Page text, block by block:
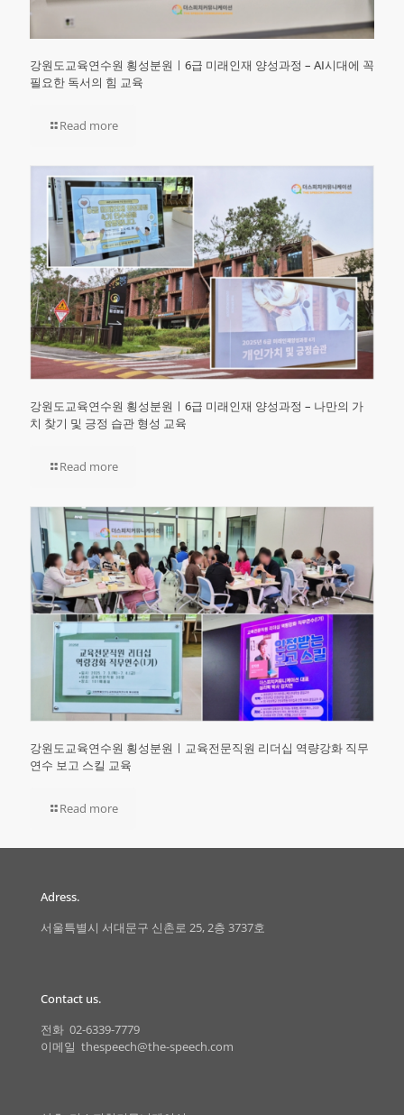
강원도교육연수원 횡성분원ㅣ6급 미래인재 양성과정 – AI시대에 꼭
필요한 독서의 힘 교육
Read more
강원도교육연수원 횡성분원ㅣ6급 미래인재 양성과정 – 나만의 가
치 찾기 및 긍정 습관 형성 교육
Read more
강원도교육연수원 횡성분원ㅣ교육전문직원 리더십 역량강화 직무
연수 보고 스킬 교육
Read more
Adress.
서울특별시 서대문구 신촌로 25, 2층 3737호
Contact us.
전화 02-6339-7779
이메일 thespeech@the-speech.com